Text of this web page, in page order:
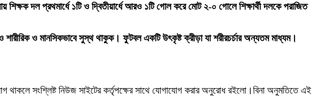
শিক্ষক দল প্রথমার্ধে ১টি ও দ্বিতীয়ার্ধে আরও ১টি গোল করে মোট ২-০ গোলে শিক্ষার্থী দলকে পরাজিত
শারীরিক ও মানসিকভাবে সুস্থ থাকুক। ফুটবল একটি উৎকৃষ্ট ক্রীড়া যা শরীরচর্চার অন্যতম মাধ্যম।
থাকলে সংশ্লিষ্ট নিউজ সাইটের কর্তৃপক্ষের সাথে যোগাযোগ করার অনুরোধ রইলো।বিনা অনুমতিতে এই